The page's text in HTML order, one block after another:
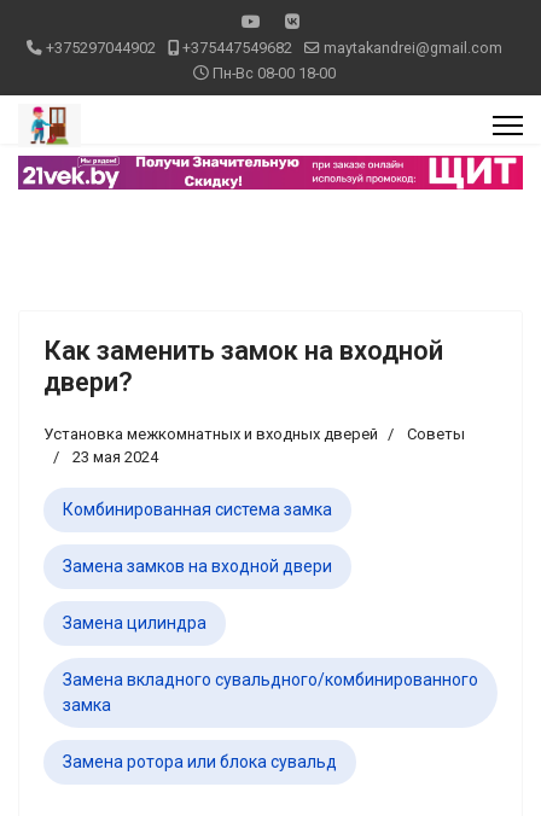
+375297044902 +375447549682
maytakandrei@gmail.com
Пн-Вс 08-00 18-00
Как заменить замок на входной
двери?
Установка межкомнатных и входных дверей
Советы
23 мая 2024
Комбинированная система замка
Замена замков на входной двери
Замена цилиндра
Замена вкладного сувальдного/комбинированного
замка
Замена ротора или блока сувальд